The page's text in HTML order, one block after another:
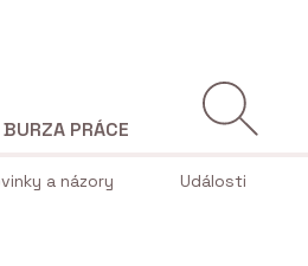
a názory Události
BURZA PRÁCE